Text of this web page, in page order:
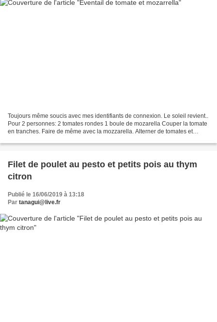
Toujours même soucis avec mes identifiants de connexion. Le soleil revient..
Pour 2 personnes: 2 tomates rondes 1 boule de mozarella Couper la tomate
en tranches. Faire de même avec la mozzarella. Alterner de tomates et
Filet de poulet au pesto et petits pois au thym
citron
Publié le 16/06/2019 à 13:18
Par tanagui@live.fr